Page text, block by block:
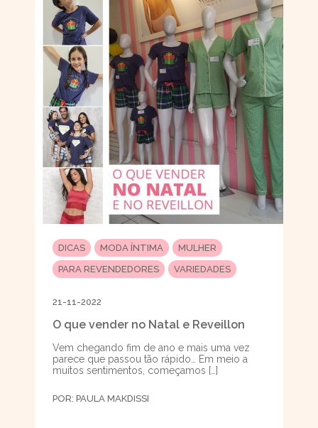
DICAS MODA ÍNTIMA
MULHER
PARA REVENDEDORES
VARIEDADES
21-11-2022
O que vender no Natal e Reveillon
Vem chegando fim de ano e mais uma vez
parece que passou tão rápido… Em meio a
muitos sentimentos, começamos […]
POR: PAULA MAKDISSI